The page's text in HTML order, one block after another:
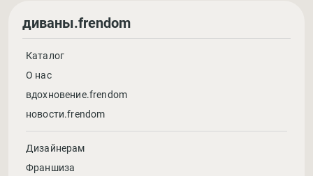
диваны.frendom
Каталог
О нас
вдохновение.frendom
новости.frendom
Дизайнерам
Франшиза